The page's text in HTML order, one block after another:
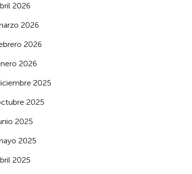
2026
2026
2026
2026
2025
2025
2025
2025
2025